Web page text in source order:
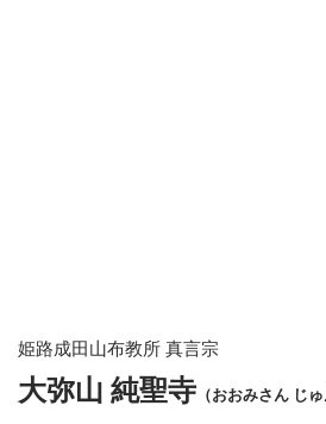
姫路成田山布教所 真言宗
大弥山 純聖寺 （おおみさん じ